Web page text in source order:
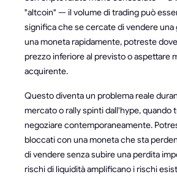
"altcoin" — il volume di trading può
significa che se cercate di vendere una
una moneta rapidamente, potreste
prezzo inferiore al previsto o aspettare
acquirente.
Questo diventa un problema reale
mercato o rally spinti dall'hype, quando
negoziare contemporaneamente.
bloccati con una moneta che sta
di vendere senza subire una perdita
rischi di liquidità amplificano i rischi